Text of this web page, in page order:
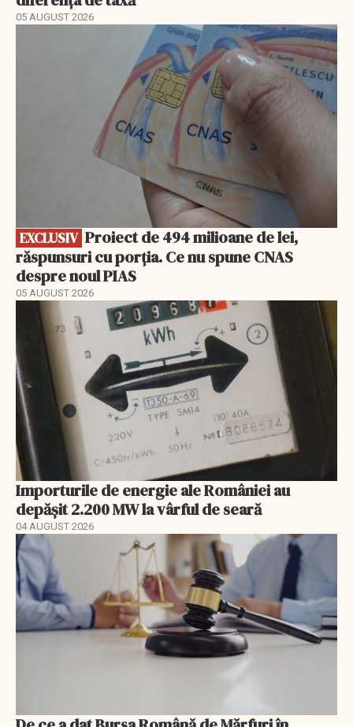
05 AUGUST 2026
EXCLUSIV
răspunsuri cu porția. Ce nu spune CNAS
despre noul PIAS
05 AUGUST 2026
Importurile de energie ale României au
depășit 2.200 MW la vârful de seară
04 AUGUST 2026